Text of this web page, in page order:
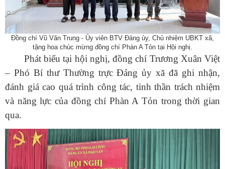
Đồng chí Vũ Văn Trung - Ủy viên BTV Đảng ủy, Chủ nhiệm UBKT xã,
tặng hoa chúc mừng đồng chí Phàn A Tỏn tại Hội nghị.
Phát biểu tại hội nghị, đồng chí Trương Xuân Việt
– Phó Bí thư Thường trực Đảng ủy xã đã ghi nhận,
đánh giá cao quá trình công tác, tinh thần trách nhiệm
và năng lực của đồng chí Phàn A Tỏn trong thời gian
qua.